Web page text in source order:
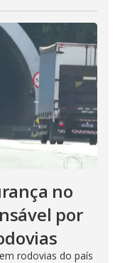
no
por
rodovias do país